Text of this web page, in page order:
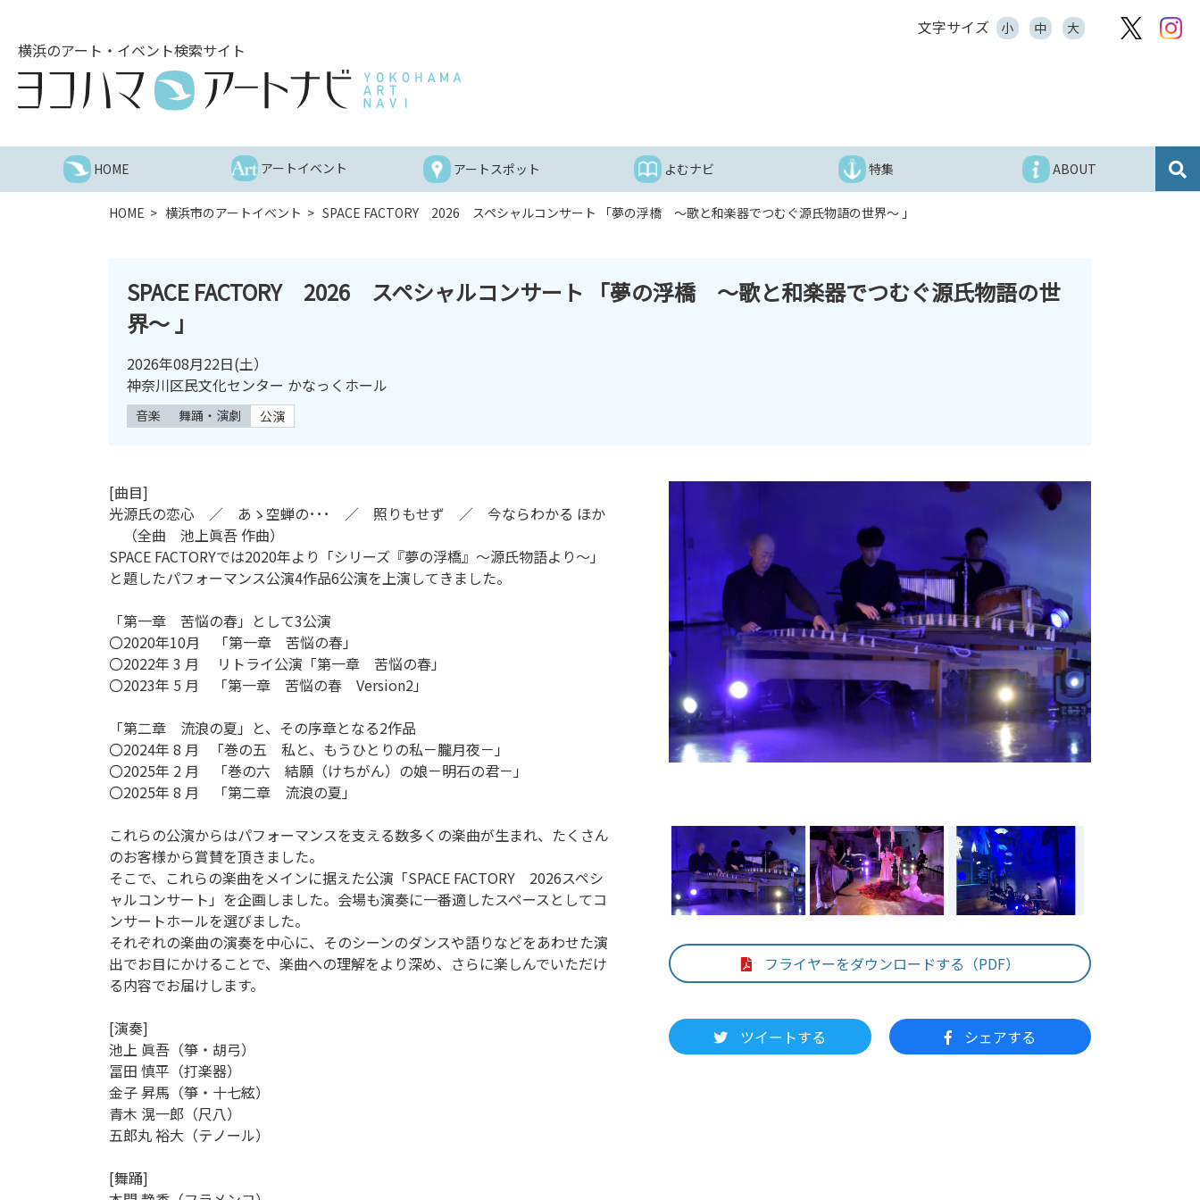
文字サイズ 小 中 大
横浜のアート・イベント検索サイト
HOME アートイベント アートスポット よむナビ 特集 ABOUT
HOME 横浜市のアートイベント SPACE FACTORY 2026 スペシャルコンサート 「夢の浮橋 ～歌と和楽器でつむぐ源氏物語の世界～ 」
SPACE FACTORY 2026 スペシャルコンサート 「夢の浮橋 ～歌と和楽器でつむぐ源氏物語の世
界～ 」
2026年08月22日(土）
神奈川区民文化センター かなっくホール
音楽 舞踊・演劇 公演
フライヤーをダウンロードする（PDF）
ツイートする シェアする
[曲目]
光源氏の恋心 ／ あゝ空蝉の･･･ ／ 照りもせず ／ 今ならわかる ほか
（全曲 池上眞吾 作曲）
SPACE FACTORYでは2020年より「シリーズ『夢の浮橋』～源氏物語より～」
と題したパフォーマンス公演4作品6公演を上演してきました。
「第一章 苦悩の春」として3公演
〇2020年10月 「第一章 苦悩の春」
〇2022年 3 月 リトライ公演「第一章 苦悩の春」
〇2023年 5 月 「第一章 苦悩の春 Version2」
「第二章 流浪の夏」と、その序章となる2作品
〇2024年 8 月 ｢巻の五 私と、もうひとりの私－朧月夜－｣
〇2025年 2 月 「巻の六 結願（けちがん）の娘－明石の君－」
〇2025年 8 月 「第二章 流浪の夏」
これらの公演からはパフォーマンスを支える数多くの楽曲が生まれ、たくさん
のお客様から賞賛を頂きました。
そこで、これらの楽曲をメインに据えた公演「SPACE FACTORY 2026スペシ
ャルコンサート」を企画しました。会場も演奏に一番適したスペースとしてコ
ンサートホールを選びました。
それぞれの楽曲の演奏を中心に、そのシーンのダンスや語りなどをあわせた演
出でお目にかけることで、楽曲への理解をより深め、さらに楽しんでいただけ
る内容でお届けします。
[演奏]
池上 眞吾（箏・胡弓）
冨田 慎平（打楽器）
金子 昇馬（箏・十七絃）
青木 滉一郎（尺八）
五郎丸 裕大（テノール）
[舞踊]